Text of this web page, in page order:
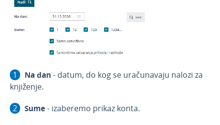
Na dan - datum, do kog se uračunavaju nalozi za
knjiženje.
Sume- izaberemo prikaz konta.